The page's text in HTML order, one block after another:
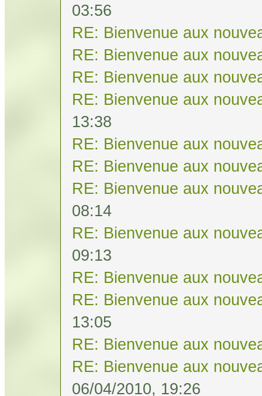
03:56
RE: Bienvenue aux
RE: Bienvenue aux
RE: Bienvenue aux
RE: Bienvenue aux
13:38
RE: Bienvenue aux
RE: Bienvenue aux
RE: Bienvenue aux
08:14
RE: Bienvenue aux
09:13
RE: Bienvenue aux
RE: Bienvenue aux
13:05
RE: Bienvenue aux
RE: Bienvenue aux
06/04/2010, 19:26